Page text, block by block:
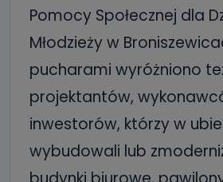
Pomocy Społecznej dla
Młodzieży w
pucharami wyróżniono
projektantów,
inwestorów, którzy w
wybudowali lub